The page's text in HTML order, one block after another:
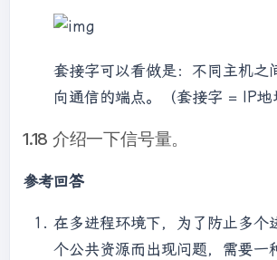
//mutex  [0]  对缓冲区进行操作
[1]  缓冲区空位个数n
//full [2]  产品个数
{      //子进程1，消费者
sleep(2);        int product
2 + 1;        for(int i =
套接字可以看做是：不同主机之
向通信的端点。（套接字 = IP地
1.18 介绍一下信号量。
参考回答
在多进程环境下，为了防止多个
个公共资源而出现问题，需要一